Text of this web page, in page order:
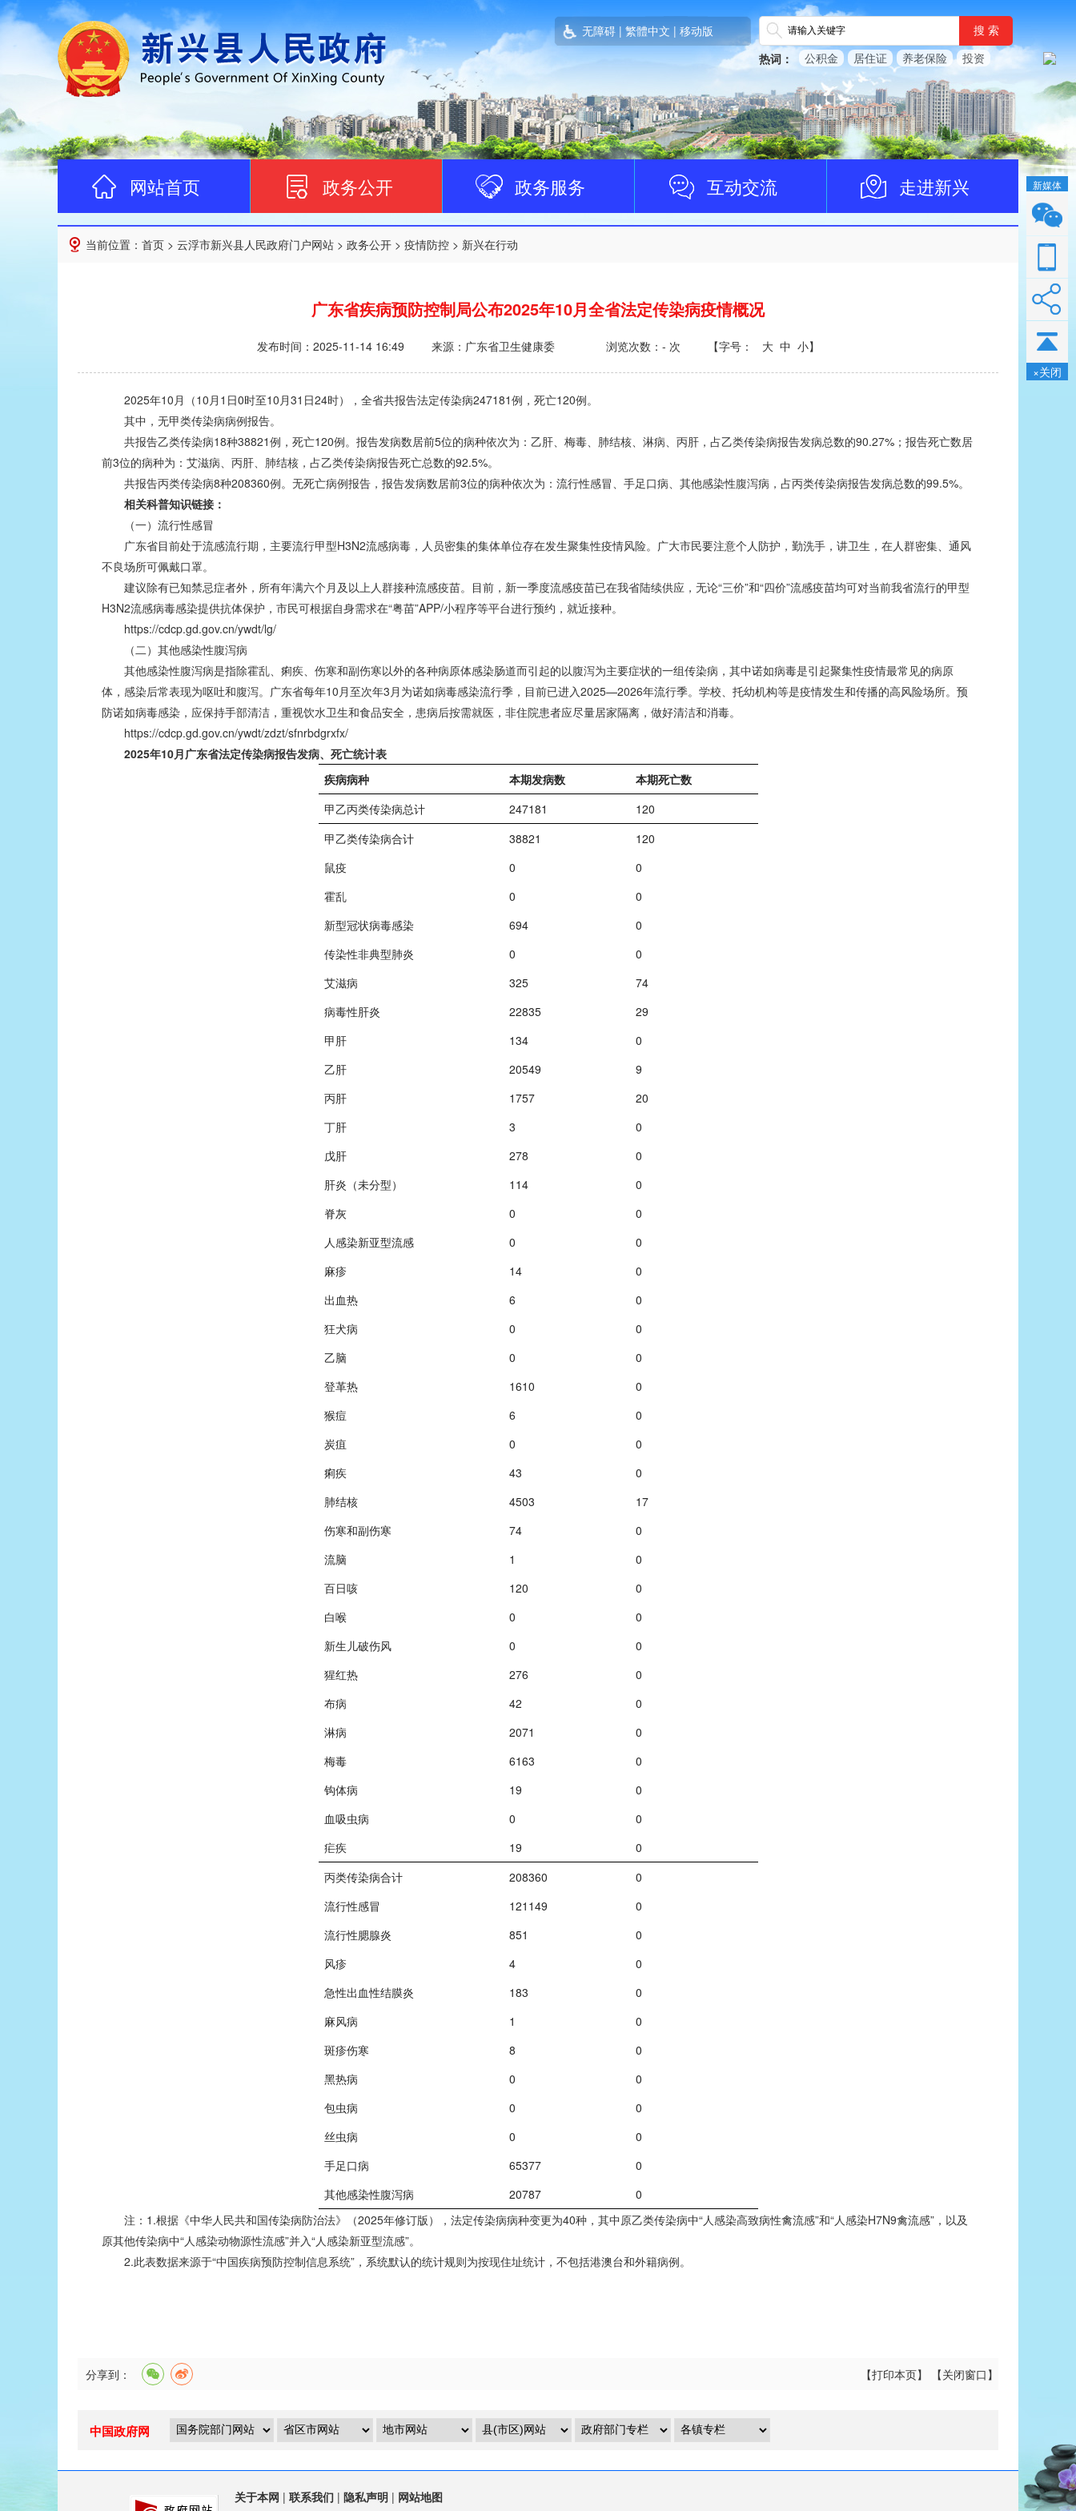
无障碍 | 繁體中文 | 移动版 搜 索
热词： 公积金 居住证 养老保险 投资
网站首页 政务公开 政务服务 互动交流 走进新兴
当前位置： 首页 > 云浮市新兴县人民政府门户网站 > 政务公开 > 疫情防控 > 新兴在行动
广东省疾病预防控制局公布2025年10月全省法定传染病疫情概况
发布时间： 2025-11-14 16:49 来源：广东省卫生健康委 浏览次数： - 次 【字号： 大 中 小】
2025年10月（10月1日0时至10月31日24时），全省共报告法定传染病247181例，死亡120例。
其中，无甲类传染病病例报告。
共报告乙类传染病18种38821例，死亡120例。报告发病数居前5位的病种依次为：乙肝、梅毒、肺结核、淋病、丙肝，占乙类传染病报告发病总数的90.27%；报告死亡数居
前3位的病种为：艾滋病、丙肝、肺结核，占乙类传染病报告死亡总数的92.5%。
共报告丙类传染病8种208360例。无死亡病例报告，报告发病数居前3位的病种依次为：流行性感冒、手足口病、其他感染性腹泻病，占丙类传染病报告发病总数的99.5%。
相关科普知识链接：
（一）流行性感冒
广东省目前处于流感流行期，主要流行甲型H3N2流感病毒，人员密集的集体单位存在发生聚集性疫情风险。广大市民要注意个人防护，勤洗手，讲卫生，在人群密集、通风
不良场所可佩戴口罩。
建议除有已知禁忌症者外，所有年满六个月及以上人群接种流感疫苗。目前，新一季度流感疫苗已在我省陆续供应，无论“三价”和“四价”流感疫苗均可对当前我省流行的甲型
H3N2流感病毒感染提供抗体保护，市民可根据自身需求在“粤苗”APP/小程序等平台进行预约，就近接种。
https://cdcp.gd.gov.cn/ywdt/lg/
（二）其他感染性腹泻病
其他感染性腹泻病是指除霍乱、痢疾、伤寒和副伤寒以外的各种病原体感染肠道而引起的以腹泻为主要症状的一组传染病，其中诺如病毒是引起聚集性疫情最常见的病原
体，感染后常表现为呕吐和腹泻。广东省每年10月至次年3月为诺如病毒感染流行季，目前已进入2025—2026年流行季。学校、托幼机构等是疫情发生和传播的高风险场所。预
防诺如病毒感染，应保持手部清洁，重视饮水卫生和食品安全，患病后按需就医，非住院患者应尽量居家隔离，做好清洁和消毒。
https://cdcp.gd.gov.cn/ywdt/zdzt/sfnrbdgrxfx/
2025年10月广东省法定传染病报告发病、死亡统计表
疾病病种
本期发病数
本期死亡数
甲乙丙类传染病总计
247181
120
甲乙类传染病合计
38821
120
鼠疫
0
0
霍乱
0
0
新型冠状病毒感染
694
0
传染性非典型肺炎
0
0
艾滋病
325
74
病毒性肝炎
22835
29
甲肝
134
0
乙肝
20549
9
丙肝
1757
20
丁肝
3
0
戊肝
278
0
肝炎（未分型）
114
0
脊灰
0
0
人感染新亚型流感
0
0
麻疹
14
0
出血热
6
0
狂犬病
0
0
乙脑
0
0
登革热
1610
0
猴痘
6
0
炭疽
0
0
痢疾
43
0
肺结核
4503
17
伤寒和副伤寒
74
0
流脑
1
0
百日咳
120
0
白喉
0
0
新生儿破伤风
0
0
猩红热
276
0
布病
42
0
淋病
2071
0
梅毒
6163
0
钩体病
19
0
血吸虫病
0
0
疟疾
19
0
丙类传染病合计
208360
0
流行性感冒
121149
0
流行性腮腺炎
851
0
风疹
4
0
急性出血性结膜炎
183
0
麻风病
1
0
斑疹伤寒
8
0
黑热病
0
0
包虫病
0
0
丝虫病
0
0
手足口病
65377
0
其他感染性腹泻病
20787
0
注：1.根据《中华人民共和国传染病防治法》（2025年修订版），法定传染病病种变更为40种，其中原乙类传染病中“人感染高致病性禽流感”和“人感染H7N9禽流感”，以及
原其他传染病中“人感染动物源性流感”并入“人感染新亚型流感”。
2.此表数据来源于“中国疾病预防控制信息系统”，系统默认的统计规则为按现住址统计，不包括港澳台和外籍病例。
分享到： 【打印本页】 【关闭窗口 】
中国政府网
关于本网 | 联系我们 | 隐私声明 | 网站地图
新媒体
×关闭